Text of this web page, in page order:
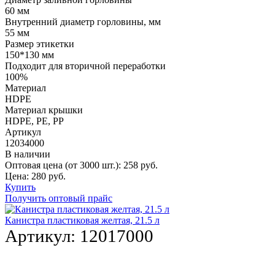
60 мм
Внутренний диаметр горловины, мм
55 мм
Размер этикетки
150*130 мм
Подходит для вторичной переработки
100%
Материал
HDPE
Материал крышки
HDPE, РE, РР
Артикул
12034000
В наличии
Оптовая цена (от 3000 шт.): 258 руб.
Цена: 280 руб.
Купить
Получить оптовый прайс
Канистра пластиковая желтая, 21.5 л
Артикул: 12017000